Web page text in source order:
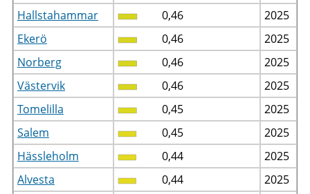
Hallstahammar
0,46
2025
Ekerö
0,46
2025
Norberg
0,46
2025
Västervik
0,46
2025
Tomelilla
0,45
2025
Salem
0,45
2025
Hässleholm
0,44
2025
Alvesta
0,44
2025